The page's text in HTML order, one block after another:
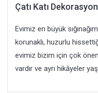
Çatı Katı
Evimiz en büyük
korunaklı, huzurlu
evimiz bizim için çok
vardır ve ayrı hikâyeler